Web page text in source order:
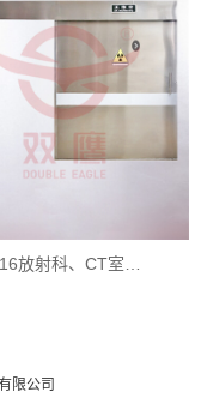
放射科、CT室…
限公司